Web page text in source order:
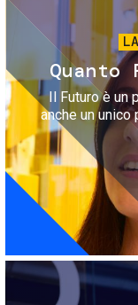
Il Futuro è un
anche un unico